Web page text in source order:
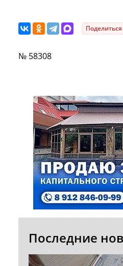
Поделиться
№ 58308
Последние